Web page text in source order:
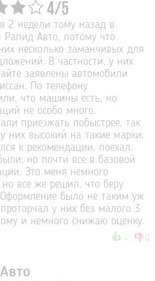
4/5
2 недели тому назад в
Рапид Авто, потому что
несколько заманчивых для
В частности, у них
заявлены автомобили
По телефону
что машины есть, но
не особо много.
приезжать побыстрее, так
у них высокий на такие марки.
к рекомендации, поехал.
но почти все в базовой
Это меня немного
но все же решил, что беру
было не таким уж
у них без малого 3
и немного снижаю оценку.
👍 4 : 👎 0